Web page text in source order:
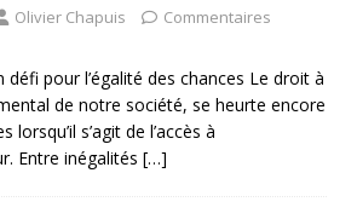
Olivier Chapuis
Commentaires
défi pour l’égalité des chances Le droit à
de notre société, se heurte encore
s’agit de l’accès à
Entre inégalités […]